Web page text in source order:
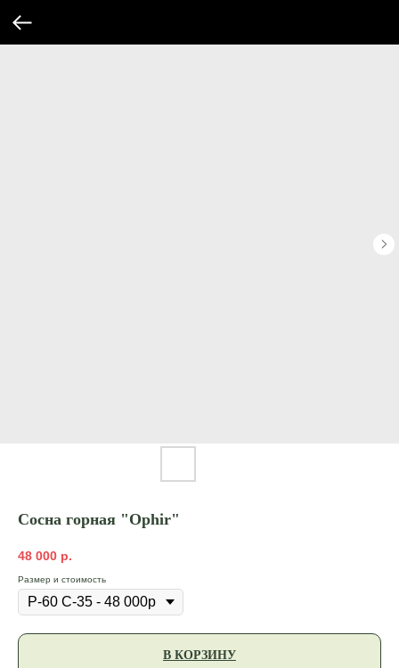
Сосна горная "Ophir"
48 000 р.
Размер и стоимость
В КОРЗИНУ